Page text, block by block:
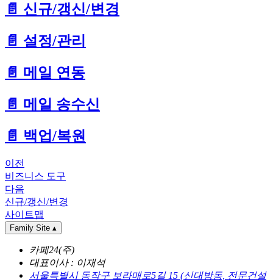
📄️ 신규/갱신/변경
📄️ 설정/관리
📄️ 메일 연동
📄️ 메일 송수신
📄️ 백업/복원
이전
비즈니스 도구
다음
신규/갱신/변경
사이트맵
Family Site ▴
카페24(주)
대표이사 : 이재석
서울특별시 동작구 보라매로5길 15 (신대방동, 전문건설